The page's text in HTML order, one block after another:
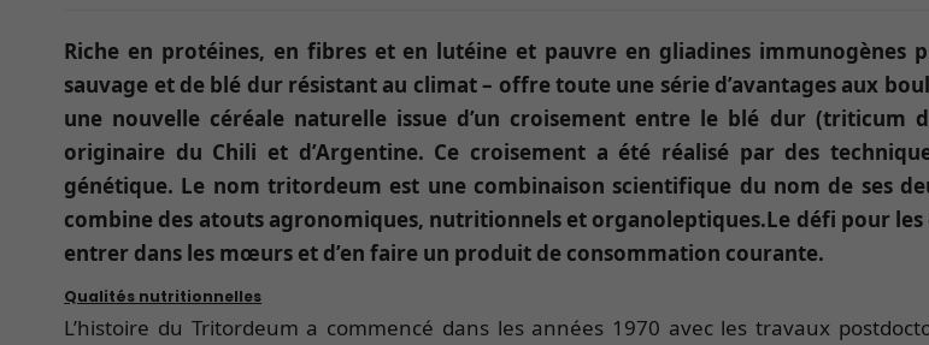
Riche en protéines, en fibres et en lutéine et pauvre en gliadines
sauvage et de blé dur résistant au climat – offre toute une série d’avantages aux
une nouvelle céréale naturelle issue d’un croisement entre le blé dur (triticum
originaire du Chili et d’Argentine. Ce croisement a été réalisé par des
génétique. Le nom tritordeum est une combinaison scientifique du nom de ses
combine des atouts agronomiques, nutritionnels et organoleptiques.Le défi pour
entrer dans les mœurs et d’en faire un produit de consommation courante.
Qualités nutritionnelles
L’histoire du Tritordeum a commencé dans les années 1970 avec les travaux